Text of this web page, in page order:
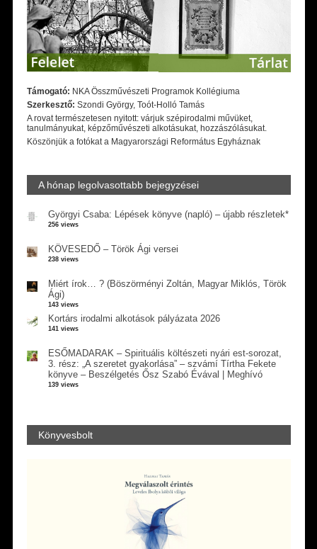
Támogató: NKA Összművészeti Programok Kollégiuma
Szerkesztő: Szondi György, Toót-Holló Tamás
A rovat természetesen nyitott: várjuk szépirodalmi művüket,
tanulmányukat, képzőművészeti alkotásukat, hozzászólásukat.
Köszönjük a fotókat a Magyarországi Református Egyháznak
A hónap legolvasottabb bejegyzései
Györgyi Csaba: Lépések könyve (napló) – újabb részletek*
256 views
KÖVESEDŐ – Török Ági versei
238 views
Miért írok… ? (Böszörményi Zoltán, Magyar Miklós, Török
Ági)
143 views
Kortárs irodalmi alkotások pályázata 2026
141 views
ESŐMADARAK – Spirituális költészeti nyári est-sorozat,
3. rész: „A szeretet gyakorlása” – szvámí Tírtha Fekete
könyve – Beszélgetés Ősz Szabó Évával | Meghívó
139 views
Könyvesbolt